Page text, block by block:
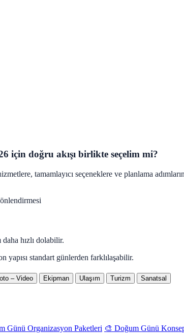
için doğru akışı birlikte seçelim mi?
tamamlayıcı seçeneklere ve planlama
hızlı dolabilir.
yapısı standart günlerden farklılaşabilir.
– Video Ekipman Ulaşım Turizm Sanatsal
Günü Organizasyon Paketleri 🎨 Doğum Günü